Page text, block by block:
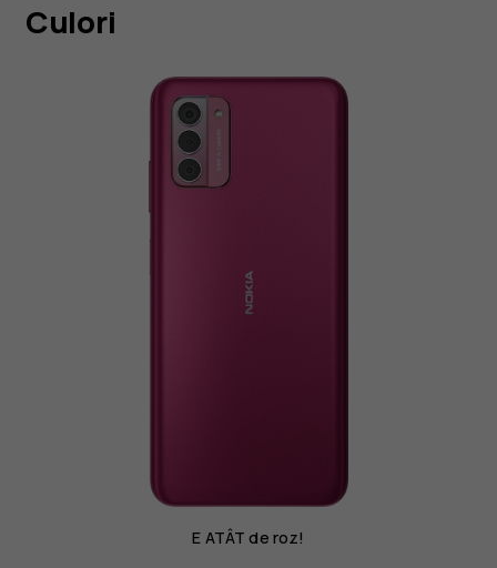
Culori
E ATÂT de roz!